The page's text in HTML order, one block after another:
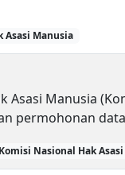
Asasi Manusia
Manusia
permohonan
Komisi Nasional Hak